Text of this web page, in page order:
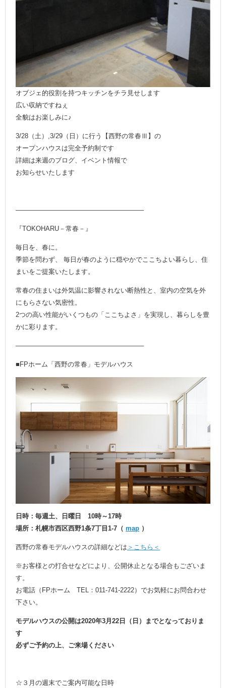
オブジェ的役割を持つキッチンをチラ見せします
広い収納ですねぇ
全貌はお楽しみに♪
3/28（土）,3/29（日）に行う【西野の常春Ⅲ】の
オープンハウスは完全予約制です
詳細は来週のブログ、イベント情報で
お知らせいたします
———————————————————–
『TOKOHARU－常春－』
毎日を、春に。
季節を問わず、 毎日が春のように穏やかでここちよい暮らし、住
まいをご提案いたします。
常春の住まいは外気温に影響されない断熱性と、室内の空気を外
にもらさない気密性。
2つの高い性能がいくつもの「ここちよさ」を実現し、暮らしを豊
かに彩ります。
———————————————————–
■FPホーム「西野の常春」モデルハウス
日時：毎週土、日曜日 10時～17時
場所：札幌市西区西野1条7丁目1-7（ map ）
西野の常春モデルハウスの詳細などは ＞こちら＜
※お客様との打合せなどにより、公開休止となる場合もございま
す。
お電話（FPホーム TEL：011-741-2222）でお気軽にお問合わせ
下さい。
モデルハウスの公開は2020年3月22日（日）までとなっておりま
す
必ずご予約の上、ご来場ください
☆３月の週末でご案内可能な日時